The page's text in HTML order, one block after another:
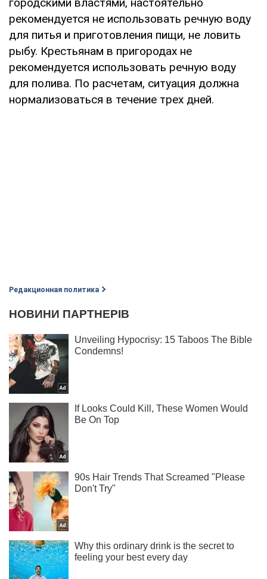
рекомендуется не использовать речную воду
для питья и приготовления пищи, не ловить
рыбу. Крестьянам в пригородах не
рекомендуется использовать речную воду
для полива. По расчетам, ситуация должна
нормализоваться в течение трех дней.
Редакционная политика